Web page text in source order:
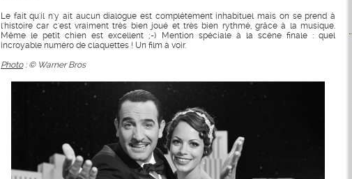
Le fait qu'il n'y ait aucun dialogue est complètement inhabituel mais on se prend à
l'histoire car c'est vraiment très bien joué et très bien rythmé, grâce à la musique.
Même le petit chien est excellent ;-) Mention spéciale à la scène finale : quel
incroyable numéro de claquettes ! Un film à voir.
Photo: © Warner Bros